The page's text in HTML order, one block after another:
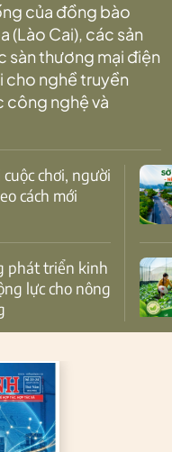
của đồng bào
(Lào Cai), các sản
sàn thương mại điện
cho nghề truyền
công nghệ và
cách mới
lực cho nông